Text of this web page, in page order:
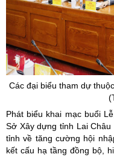
Các đại biểu tham dự
Phát biểu khai mạc buổi
Sở Xây dựng tỉnh Lai
tỉnh về tăng cường hội
kết cấu hạ tầng đồng bộ,